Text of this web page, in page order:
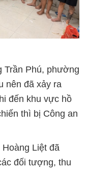
Trần Phú, phường
nên đã xảy ra
đến khu vực hồ
thì bị Công an
Liệt đã
đối tượng, thu